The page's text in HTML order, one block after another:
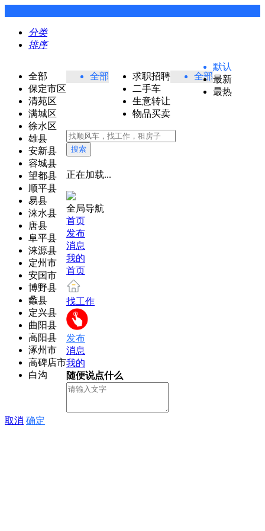
分类
排序
全部
保定市区
清苑区
满城区
徐水区
雄县
安新县
容城县
望都县
顺平县
易县
涞水县
唐县
阜平县
涞源县
定州市
安国市
博野县
蠡县
定兴县
曲阳县
高阳县
涿州市
高碑店市
白沟
全部
求职招聘
二手车
生意转让
物品买卖
全部
默认
最新
最热
搜索
正在加载...
全局导航
首页
发布
消息
我的
首页
找工作
发布
消息
我的
随便说点什么
取消 确定